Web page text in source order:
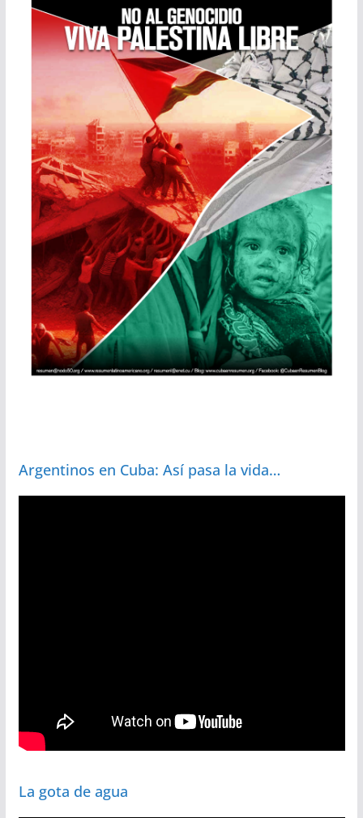
Argentinos en Cuba: Así pasa la vida…
La gota de agua